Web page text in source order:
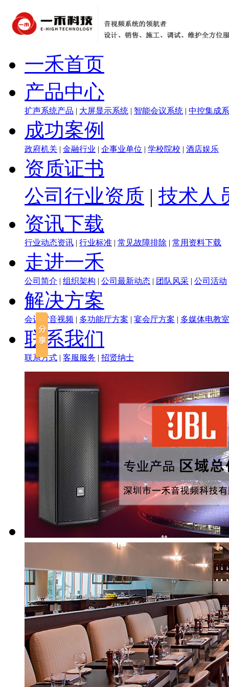
一禾首页
产品中心
扩声系统产品 | 大屏显示系统 | 智能会议系统 | 中控集成
成功案例
政府机关 | 金融行业 | 企事业单位 | 学校院校 | 酒店娱乐
资质证书
公司行业资质 | 技术人
资讯下载
行业动态资讯 | 行业标准 | 常见故障排除 | 常用资料下载
走进一禾
公司简介 | 组织架构 | 公司最新动态 | 团队风采 | 公司活动
解决方案
会议室音视频 | 多功能厅方案 | 宴会厅方案 | 多媒体电教室
联系我们
联系方式 | 客服服务 | 招贤纳士